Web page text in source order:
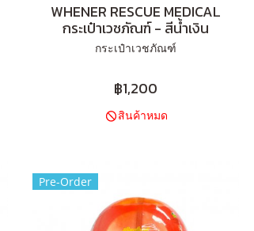
WHENER RESCUE MEDICAL
กระเป๋าเวชภัณฑ์ - สีน้ำเงิน
กระเป๋าเวชภัณฑ์
฿1,200
สินค้าหมด
Pre-Order